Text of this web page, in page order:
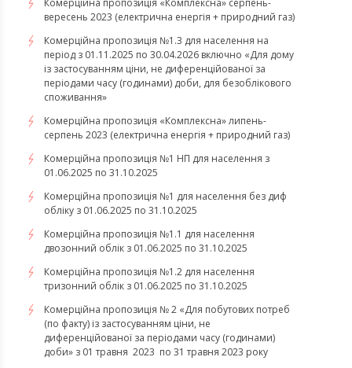
​​​​​​​Комерційна пропозиція «Комплексна» серпень-
вересень 2023 (електрична енергія + природний газ)
Комерційна пропозиція №1.3 для населення на
період з 01.11.2025 по 30.04.2026 включно «Для дому
із застосуванням ціни, не диференційованої за
періодами часу (годинами) доби, для безоблікового
споживання»
​​​​​​​Комерційна пропозиція «Комплексна» липень-
серпень 2023 (електрична енергія + природний газ)
Комерційна пропозиція №1 НП для населення з
01.06.2025 по 31.10.2025
Комерційна пропозиція №1 для населення без диф
обліку з 01.06.2025 по 31.10.2025
Комерційна пропозиція №1.1 для населення
двозонний облік з 01.06.2025 по 31.10.2025
Комерційна пропозиція №1.2 для населення
тризонний облік з 01.06.2025 по 31.10.2025
Комерційна пропозиція № 2 «Для побутових потреб
(по факту) із застосуванням ціни, не
диференційованої за періодами часу (годинами)
доби» з 01 травня 2023 по 31 травня 2023 року